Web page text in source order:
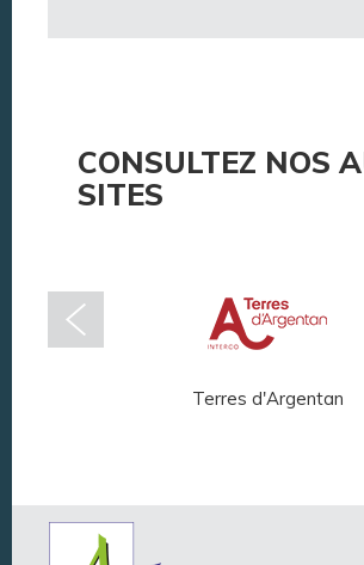
CONSULTEZ NOS
SITES
Terres d'Argentan